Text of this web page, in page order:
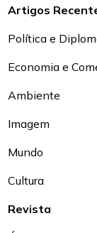
Artigos
Política e
Economia e
Ambiente
Imagem
Mundo
Cultura
Revista